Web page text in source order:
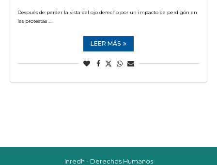
Después de perder la vista del ojo derecho por un impacto de perdigón en
las protestas …
LEER MÁS
Inredh - Derechos Humanos